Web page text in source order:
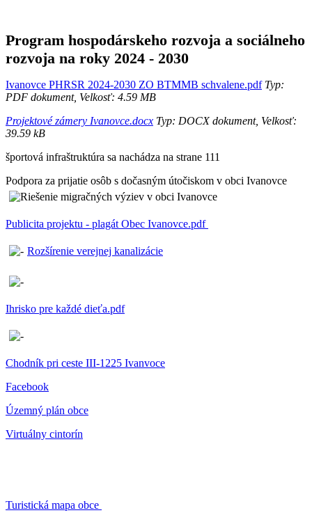
Program hospodárskeho rozvoja a sociálneho
rozvoja na roky 2024 - 2030
Ivanovce PHRSR 2024-2030 ZO BTMMB schvalene.pdfTyp:
PDF dokument, Velkosť: 4.59 MB
Projektové zámery Ivanovce.docx Typ: DOCX dokument, Velkosť:
39.59 kB
športová infraštruktúra sa nachádza na strane 111
Podpora za prijatie osôb s dočasným útočiskom v obci Ivanovce
Publicita projektu - plagát Obec Ivanovce.pdf
Rozšírenie verejnej kanalizácie
Ihrisko pre každé dieťa.pdf
Chodník pri ceste III-1225 Ivanvoce
Facebook
Územný plán obce
Virtuálny cintorín
Turistická mapa obce